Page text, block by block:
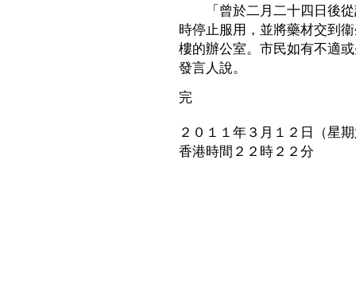
「曾於二月二十四日後從
時停止服用，並將藥材交到
樓的辦公室。市民如有不適
發言人說。
完
２０１１年３月１２日（星
香港時間２２時２２分